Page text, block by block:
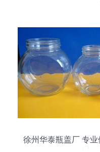
徐州华泰瓶盖厂 专